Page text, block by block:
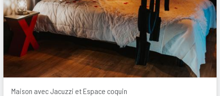
Maison avec Jacuzzi et Espace coquin